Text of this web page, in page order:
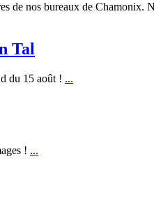
de nos bureaux de Chamonix.
Tal
du 15 août ! ...
! ...